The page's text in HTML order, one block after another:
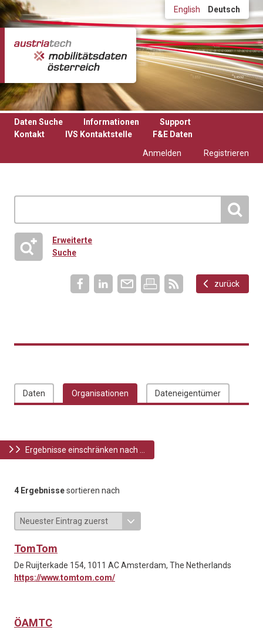
Direkt zum Inhalt English Deutsch
Daten Suche Informationen
Support
Kontakt
IVS Kontaktstelle
F&E Daten
Anmelden
Registrieren
Erweiterte
Suche
zurück
Daten Organisationen Dateneigentümer
Ergebnisse einschränken nach ...
4 Ergebnissesortieren nach
TomTom
De Ruijterkade 154, 1011 AC Amsterdam, The Netherlands
https://www.tomtom.com/
ÖAMTC